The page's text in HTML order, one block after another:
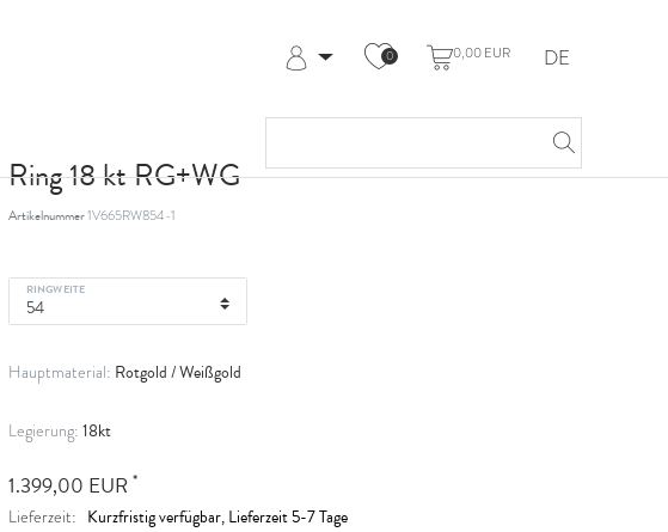
Registrieren
Hilfe & Kontakt
0 0,00 EUR DE
Ring 18 kt RG+WG
Artikelnummer1V665RW854-1
RINGWEITE
Hauptmaterial: Rotgold / Weißgold
Legierung: 18kt
1.399,00 EUR *
Lieferzeit: Kurzfristig verfügbar, Lieferzeit 5-7 Tage